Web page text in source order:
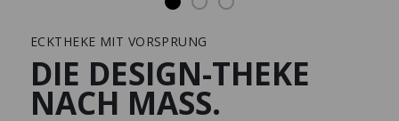
Solutions
Presse
ECKTHEKE MIT VORSPRUNG
DIE DESIGN-THEKE
NACH MASS.